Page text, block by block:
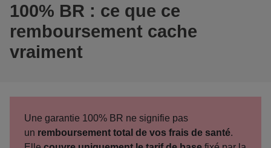
100% BR : ce que ce
remboursement cache
vraiment
Une garantie 100% BR ne signifie pas
un remboursement total de vos frais de santé.